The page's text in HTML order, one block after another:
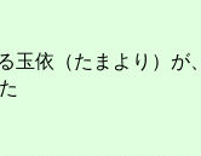
玉依（たまより）が、